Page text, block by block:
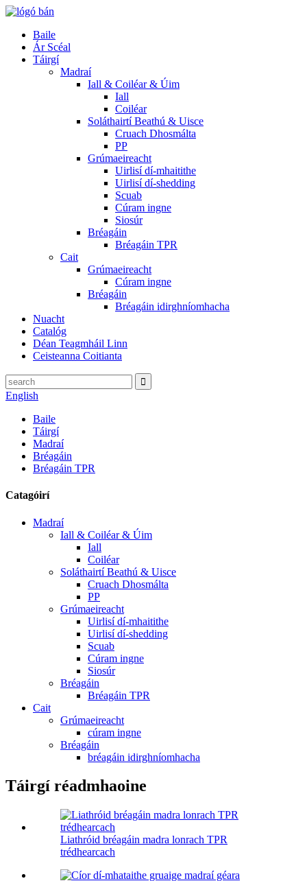
Baile
Ár Scéal
Táirgí
Madraí
Iall & Coiléar & Úim
Iall
Coiléar
Soláthairtí Beathú & Uisce
Cruach Dhosmálta
PP
Grúmaeireacht
Uirlisí dí-mhaitithe
Uirlisí dí-shedding
Scuab
Cúram ingne
Siosúr
Bréagáin
Bréagáin TPR
Cait
Grúmaeireacht
Cúram ingne
Bréagáin
Bréagáin idirghníomhacha
Nuacht
Catalóg
Déan Teagmháil Linn
Ceisteanna Coitianta
English
Baile
Táirgí
Madraí
Bréagáin
Bréagáin TPR
Catagóirí
Madraí
Iall & Coiléar & Úim
Iall
Coiléar
Soláthairtí Beathú & Uisce
Cruach Dhosmálta
PP
Grúmaeireacht
Uirlisí dí-mhaitithe
Uirlisí dí-shedding
Scuab
Cúram ingne
Siosúr
Bréagáin
Bréagáin TPR
Cait
Grúmaeireacht
cúram ingne
Bréagáin
bréagáin idirghníomhacha
Táirgí réadmhaoine
Liathróid bréagáin madra lonrach TPR
trédhearcach